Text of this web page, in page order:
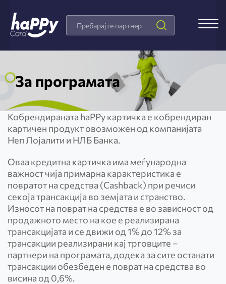
Search
Products
За програмата
Кобрендираната haPPy картичка е кобрендиран
картичен продукт овозможен од компанијата
Неп Лојалити и НЛБ Банка.
Оваа кредитна картичка има меѓународна
важност чија примарна карактеристика е
повратот на средства (Cashback) при речиси
секоја трансакција во земјата и странство.
Износот на поврат на средства е во зависност од
продажното место на кое е реализирана
трансакцијата и се движи од 1% до 12% за
трансакции реализирани кај трговците –
партнери на програмата, додека за сите останати
трансакции обезбеден е поврат на средства во
висина од 0,6%.